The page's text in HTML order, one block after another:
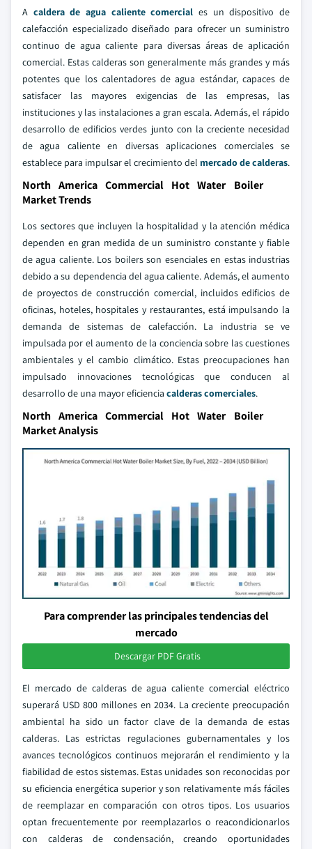
A caldera de agua caliente comercial es un dispositivo de
calefacción especializado diseñado para ofrecer un suministro
continuo de agua caliente para diversas áreas de aplicación
comercial. Estas calderas son generalmente más grandes y más
potentes que los calentadores de agua estándar, capaces de
satisfacer las mayores exigencias de las empresas, las
instituciones y las instalaciones a gran escala. Además, el rápido
desarrollo de edificios verdes junto con la creciente necesidad
de agua caliente en diversas aplicaciones comerciales se
establece para impulsar el crecimiento del mercado de calderas.
North America Commercial Hot Water Boiler
Market Trends
Los sectores que incluyen la hospitalidad y la atención médica
dependen en gran medida de un suministro constante y fiable
de agua caliente. Los boilers son esenciales en estas industrias
debido a su dependencia del agua caliente. Además, el aumento
de proyectos de construcción comercial, incluidos edificios de
oficinas, hoteles, hospitales y restaurantes, está impulsando la
demanda de sistemas de calefacción. La industria se ve
impulsada por el aumento de la conciencia sobre las cuestiones
ambientales y el cambio climático. Estas preocupaciones han
impulsado innovaciones tecnológicas que conducen al
desarrollo de una mayor eficiencia calderas comerciales.
North America Commercial Hot Water Boiler
Market Analysis
Para comprender las principales tendencias del
mercado
Descargar PDF Gratis
El mercado de calderas de agua caliente comercial eléctrico
superará USD 800 millones en 2034. La creciente preocupación
ambiental ha sido un factor clave de la demanda de estas
calderas. Las estrictas regulaciones gubernamentales y los
avances tecnológicos continuos mejorarán el rendimiento y la
fiabilidad de estos sistemas. Estas unidades son reconocidas por
su eficiencia energética superior y son relativamente más fáciles
de reemplazar en comparación con otros tipos. Los usuarios
optan frecuentemente por reemplazarlos o reacondicionarlos
con calderas de condensación, creando oportunidades